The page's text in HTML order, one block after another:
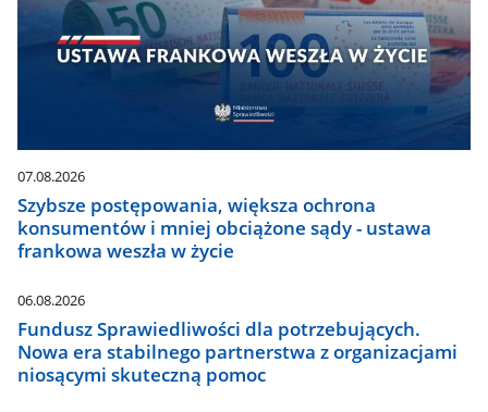
07.08.2026
Szybsze postępowania, większa ochrona
konsumentów i mniej obciążone sądy - ustawa
frankowa weszła w życie
06.08.2026
Fundusz Sprawiedliwości dla potrzebujących.
Nowa era stabilnego partnerstwa z organizacjami
niosącymi skuteczną pomoc